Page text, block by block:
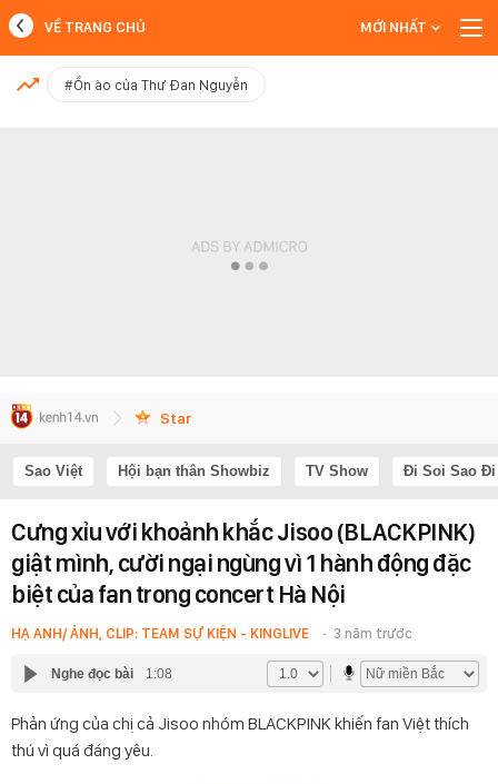
MỚI NHẤT
VỀ TRANG CHỦ MỚI NHẤT
#Ồn ào của Thư Đan Nguyễn
Star
Sao Việt Hội bạn thân Showbiz TV Show Đi Soi Sao Đi
Cưng xỉu với khoảnh khắc Jisoo (BLACKPINK)
giật mình, cười ngại ngùng vì 1 hành động đặc
biệt của fan trong concert Hà Nội
HẠ ANH/ ẢNH, CLIP: TEAM SỰ KIỆN - KINGLIVE 3 năm trước
Nghe đọc bài 1:08
Phản ứng của chị cả Jisoo nhóm BLACKPINK khiến fan Việt thích
thú vì quá đáng yêu.